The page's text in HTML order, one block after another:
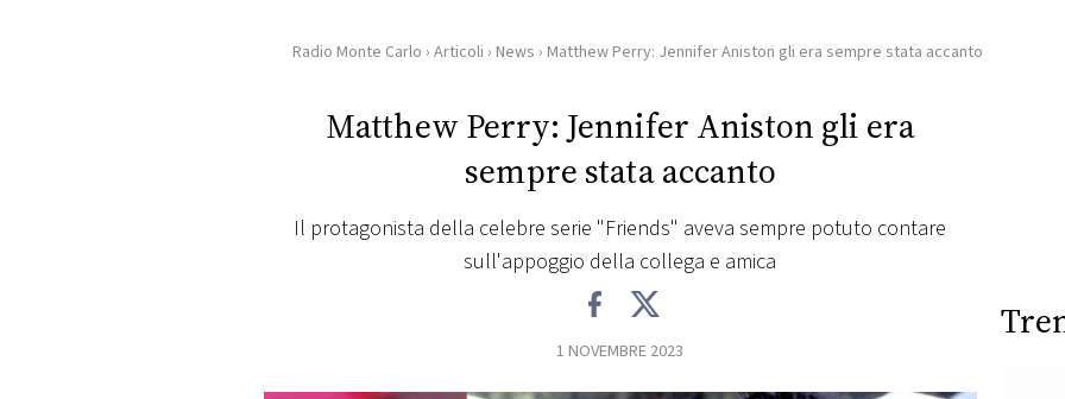
HOME
RADIO
Radio Monte Carlo › Articoli › News › Matthew Perry: Jennifer Aniston gli era sempre stata accanto
Matthew Perry: Jennifer Aniston gli era
sempre stata accanto
Il protagonista della celebre serie "Friends" aveva sempre potuto contare
sull'appoggio della collega e amica
1 NOVEMBRE 2023